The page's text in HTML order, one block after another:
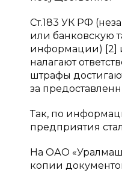
Ст.183 УК РФ
или банковскую
информации) [2] и
налагают
штрафы
за
Так, по
предприятия
На ОАО
копии